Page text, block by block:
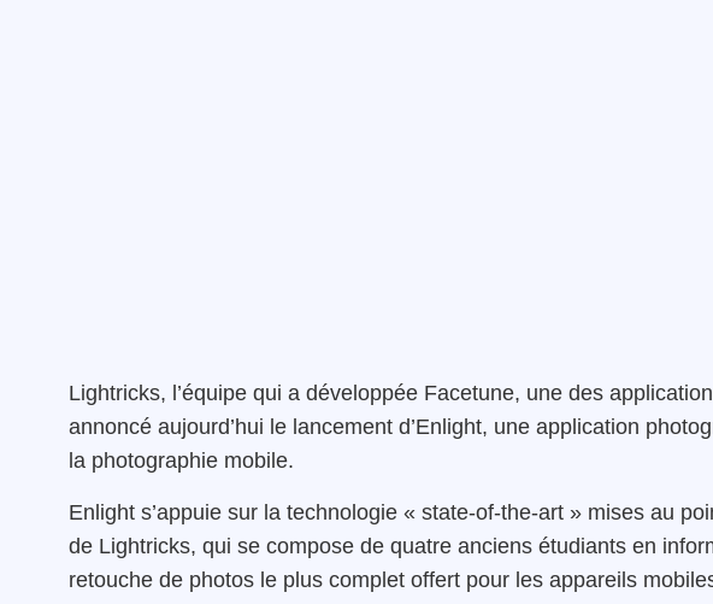
Lightricks, l’équipe qui a développée Facetune, une des
annoncé aujourd’hui le lancement d’Enlight, une application
la photographie mobile.
Enlight s’appuie sur la technologie « state-of-the-art » mises au
de Lightricks, qui se compose de quatre anciens étudiants en
retouche de photos le plus complet offert pour les appareils